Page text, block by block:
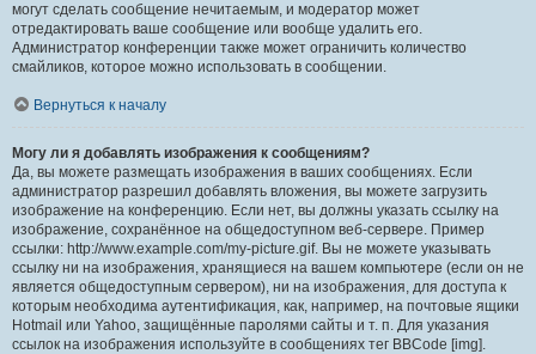
могут сделать сообщение нечитаемым, и модератор может
отредактировать ваше сообщение или вообще удалить его.
Администратор конференции также может ограничить количество
смайликов, которое можно использовать в сообщении.
Вернуться к началу
Могу ли я добавлять изображения к сообщениям?
Да, вы можете размещать изображения в ваших сообщениях. Если
администратор разрешил добавлять вложения, вы можете загрузить
изображение на конференцию. Если нет, вы должны указать ссылку на
изображение, сохранённое на общедоступном веб-сервере. Пример
ссылки: http://www.example.com/my-picture.gif. Вы не можете указывать
ссылку ни на изображения, хранящиеся на вашем компьютере (если он не
является общедоступным сервером), ни на изображения, для доступа к
которым необходима аутентификация, как, например, на почтовые ящики
Hotmail или Yahoo, защищённые паролями сайты и т. п. Для указания
ссылок на изображения используйте в сообщениях тег BBCode [img].